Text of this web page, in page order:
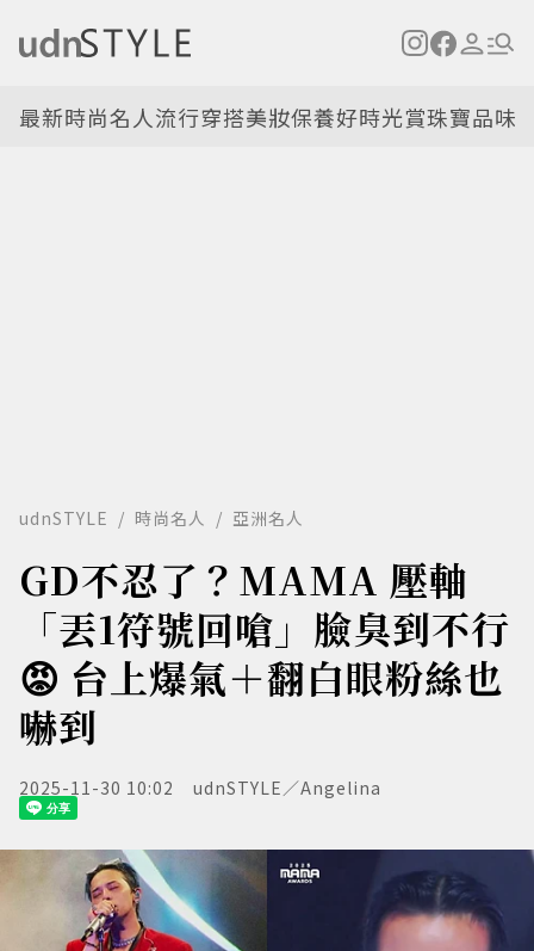
最新時尚名人流行穿搭美妝保養好時光賞珠寶品味
udnSTYLE 時尚名人 亞洲名人
GD不忍了？MAMA 壓軸
「丟1符號回嗆」臉臭到不行
😡 台上爆氣＋翻白眼粉絲也
嚇到
2025-11-30 10:02 udnSTYLE／Angelina